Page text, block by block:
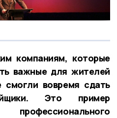
компаниям, которые
важные для жителей
вовремя сдать
Это пример